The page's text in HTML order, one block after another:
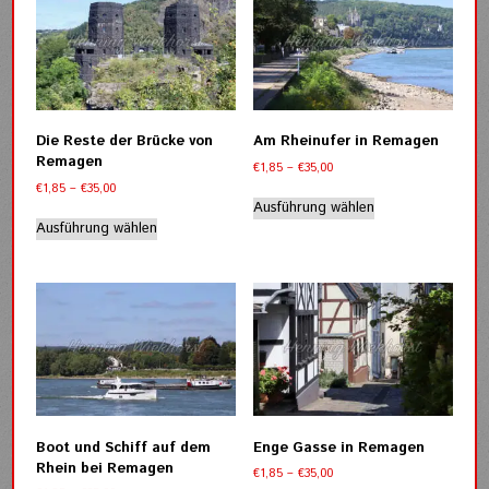
auf.
Die
Optionen
können
auf
Produktseite
auf.
Die
Optionen
können
auf
Produktseite
Die Reste der Brücke von
Remagen
€1,85 –€35,00Preisspanne:
bis
€35,00
Ausführung wählen
Dieses
Produkt
mehrere
Varianten
Die
Optionen
können
auf
Produktseite
gewählt
Am Rheinufer in Remagen
€1,85 – €35,00Preisspanne:
bis
€35,00
Ausführung wählen
Dieses
Produkt
Varianten
auf.
Die
Optionen
können
auf
der
gewählt
Boot und Schiff auf dem
Rhein bei Remagen
Enge Gasse in Remagen
€1,85 – €35,00Preisspanne: